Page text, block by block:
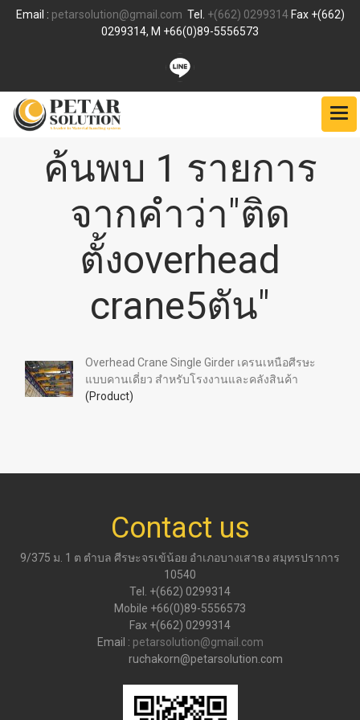
Email : petarsolution@gmail.com Tel. +(662) 0299314Fax +(662)
0299314, M +66(0)89-5556573
ค้นพบ 1 รายการ
จากคำว่า"ติด
ตั้งoverhead
crane5ตัน"
Overhead Crane Single Girder เครนเหนือศีรษะ
แบบคานเดี่ยว สำหรับโรงงานและคลังสินค้า
(Product)
Contact us
9/375 ม. 1 ต ตำบล ศีรษะจรเข้น้อย อำเภอบางเสาธง สมุทรปราการ
10540
Tel. +(662) 0299314
Mobile +66(0)89-5556573
Fax +(662) 0299314
Email : petarsolution@gmail.com
ruchakorn@petarsolution.com